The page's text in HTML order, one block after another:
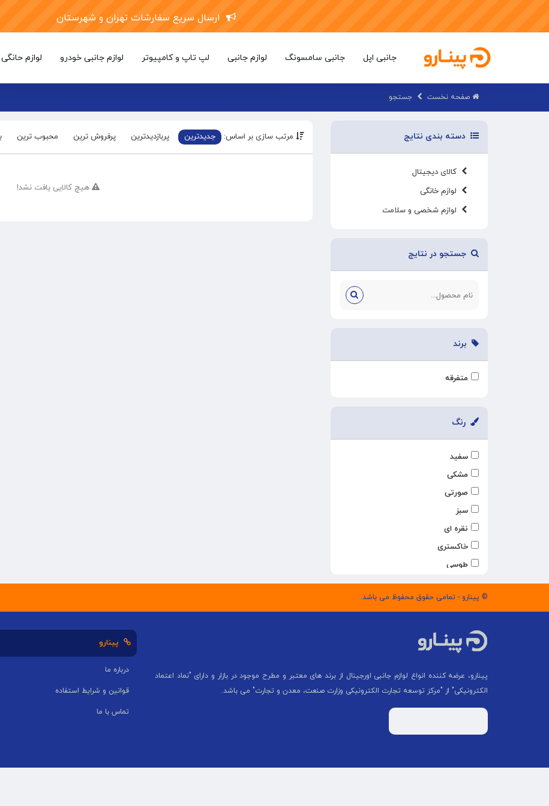
ارسال سریع سفارشات تهران و شهرستان
جانبی اپل جانبی سامسونگ لوازم جانبی لپ تاپ و کامپیوتر لوازم جانبی خودرو لوازم حانگی
صفحه نخست جستجو
دسته بندی نتایج
کالای دیجیتال
لوازم خانگی
لوازم شخصی و سلامت
جستجو در نتایج
برند
متفرقه
رنگ
سفید
مشکی
صورتی
سبز
نقره ای
خاکستری
طوسی
بنفش
سرمه ای تیره
سرمه ای
سبز آبی
سبز روشن
آبی آسمانی
کرم
مرتب سازی بر اساس: جدیدترین پربازدیدترین پرفروش ترین محبوب ترین
هیچ کالایی یافت نشد!
© پینارو - تمامی حقوق محفوظ می باشد.
پینارو، عرضه کننده انواع لوازم جانبی اورجینال از برند های معتبر و مطرح موجود در بازار و دارای "نماد اعتماد
الکترونیکی" از "مركز توسعه تجارت الكترونیكی وزارت صنعت، معدن و تجارت" می باشد.
پینارو
درباره ما
قوانین و شرایط استفاده
تماس با ما